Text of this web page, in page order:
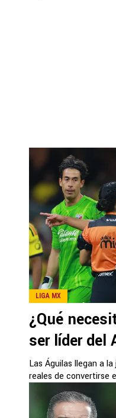
LIGA MX
¿Qué
ser líder del
Las Águilas llegan a
reales de convertirse